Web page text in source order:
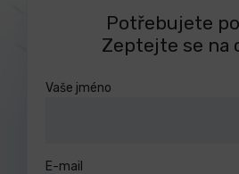
Potřebujete
Zeptejte se na
Vaše jméno
E-mail